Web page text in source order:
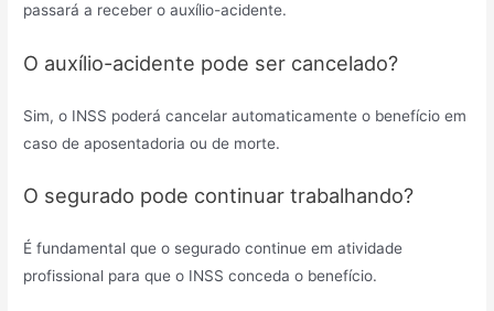
passará a receber o auxílio-acidente.
O auxílio-acidente pode ser cancelado?
Sim, o INSS poderá cancelar automaticamente o benefício em
caso de aposentadoria ou de morte.
O segurado pode continuar trabalhando?
É fundamental que o segurado continue em atividade
profissional para que o INSS conceda o benefício.